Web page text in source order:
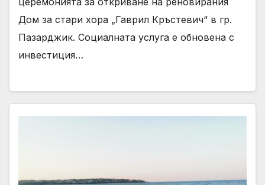
Дом за стари хора „Гаврил Кръстевич“ в гр.
Пазарджик. Социалната услуга е обновена с
инвестиция…